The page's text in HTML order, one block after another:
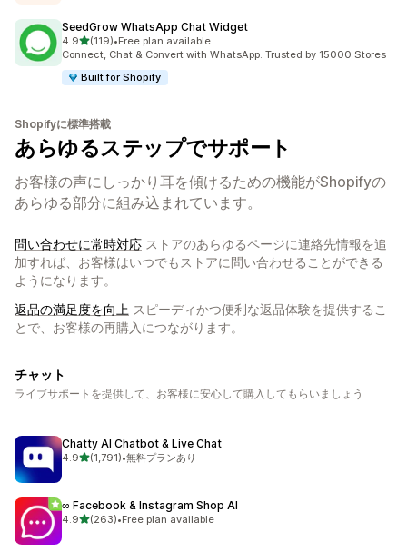
SeedGrow WhatsApp Chat Widget
4.95つ星中
(119)
合計レビュー数：119件
•Free plan available
Connect, Chat & Convert with WhatsApp. Trusted by 15000 Stores
Built for Shopify
Shopifyに標準搭載
あらゆるステップでサポート
お客様の声にしっかり耳を傾けるための機能がShopifyの
あらゆる部分に組み込まれています。
問い合わせに常時対応 ストアのあらゆるページに連絡先情報を追
加すれば、お客様はいつでもストアに問い合わせることができる
ようになります。
返品の満足度を向上 スピーディかつ便利な返品体験を提供するこ
とで、お客様の再購入につながります。
チャット
ライブサポートを提供して、お客様に安心して購入してもらいましょう
Chatty AI Chatbot & Live Chat
4.95つ星中
(1,791)
合計レビュー数：1791件
•無料プランあり
∞ Facebook & Instagram Shop AI
4.95つ星中
(263)
合計レビュー数：263件
•Free plan available